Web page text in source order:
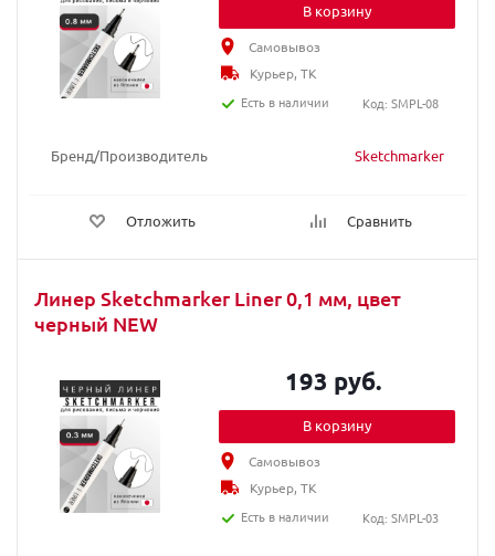
Бренд/Производитель Sketchmarker
Отложить Сравнить
В корзину
Самовывоз
Курьер, ТК
Есть в наличии
Код: SMPL-08
Линер Sketchmarker Liner 0,1 мм, цвет
черный NEW
193 руб.
В корзину
Самовывоз
Курьер, ТК
Есть в наличии
Код: SMPL-03